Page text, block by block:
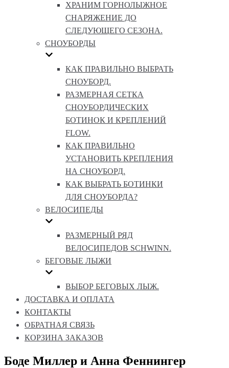
ХРАНИМ ГОРНОЛЫЖНОЕ
СНАРЯЖЕНИЕ ДО
СЛЕДУЮЩЕГО СЕЗОНА.
СНОУБОРДЫ
КАК ПРАВИЛЬНО ВЫБРАТЬ
СНОУБОРД.
РАЗМЕРНАЯ СЕТКА
СНОУБОРДИЧЕСКИХ
БОТИНОК И КРЕПЛЕНИЙ
FLOW.
КАК ПРАВИЛЬНО
УСТАНОВИТЬ КРЕПЛЕНИЯ
НА СНОУБОРД.
КАК ВЫБРАТЬ БОТИНКИ
ДЛЯ СНОУБОРДА?
ВЕЛОСИПЕДЫ
РАЗМЕРНЫЙ РЯД
ВЕЛОСИПЕДОВ SCHWINN.
БЕГОВЫЕ ЛЫЖИ
ВЫБОР БЕГОВЫХ ЛЫЖ.
ДОСТАВКА И ОПЛАТА
КОНТАКТЫ
ОБРАТНАЯ СВЯЗЬ
КОРЗИНА ЗАКАЗОВ
Боде Миллер и Анна Феннингер